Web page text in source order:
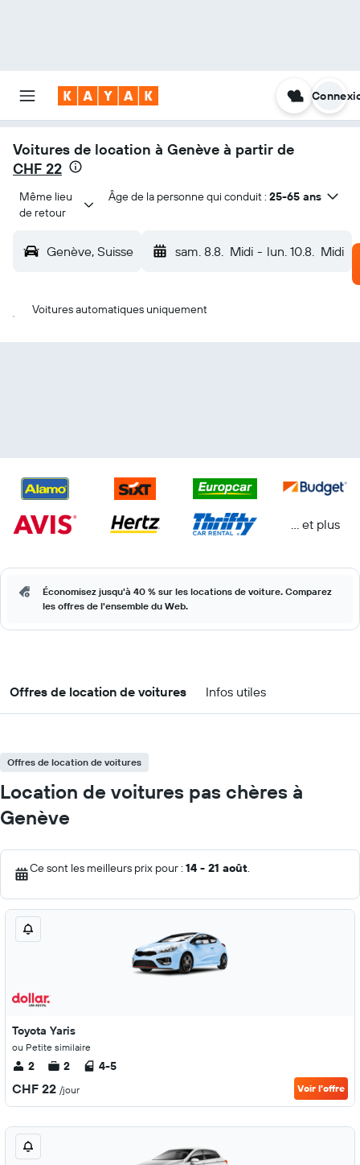
Voitures de location à Genève à partir de
CHF 22
Même lieu
de retour
Âge de la personne qui conduit : 25-65 ans
Genève, Suisse sam. 8.8. Midi - lun. 10.8. Midi
Voitures automatiques uniquement
… et plus
Économisez jusqu'à 40 % sur les locations de voiture. Comparez
les offres de l'ensemble du Web.
Offres de location de voitures Infos utiles
Offres de location de voitures
Location de voitures pas chères à
Genève
Ce sont les meilleurs prix pour : 14 - 21 août.
Toyota Yaris
ou Petite similaire
2 2 4-5
CHF 22 /jour Voir l’offre